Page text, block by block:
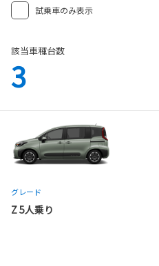
試乗車のみ表示
該当車種台数
3
グレード
Z 5人乗り